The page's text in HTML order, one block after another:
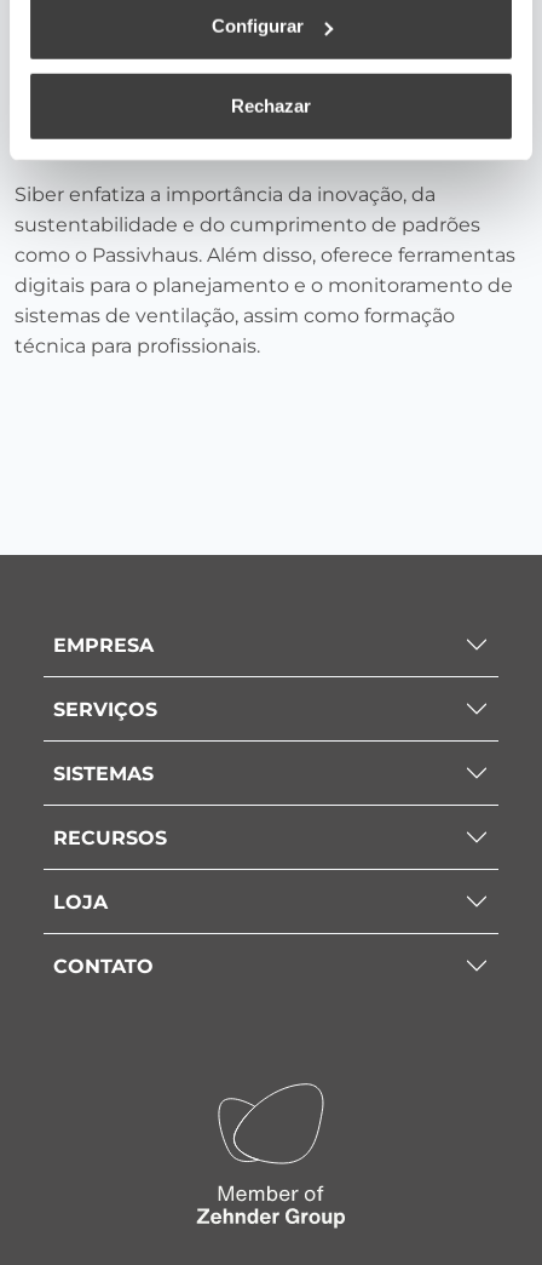
Configurar
Rechazar
na saúde e no conforto. Inclui sistemas avançados de
ventilação, como unidades de fluxo duplo e
tecnologia de recuperação de calor, projetados para
melhorar a qualidade do ar em edifícios residenciais
e comerciais.
Siber enfatiza a importância da inovação, da
sustentabilidade e do cumprimento de padrões
como o Passivhaus. Além disso, oferece ferramentas
digitais para o planejamento e o monitoramento de
sistemas de ventilação, assim como formação
técnica para profissionais.
EMPRESA
SERVIÇOS
SISTEMAS
RECURSOS
LOJA
CONTATO